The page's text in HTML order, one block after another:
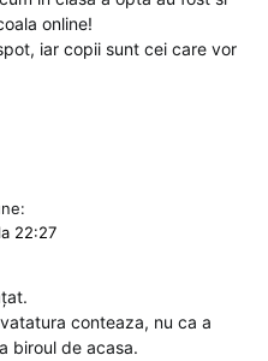
online!
iar copii sunt cei care vor
22:27
conteaza, nu ca a
biroul de acasa.